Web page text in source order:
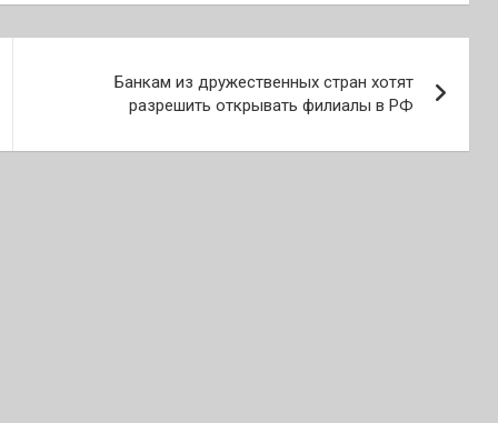
Банкам из дружественных стран хотят
разрешить открывать филиалы в РФ